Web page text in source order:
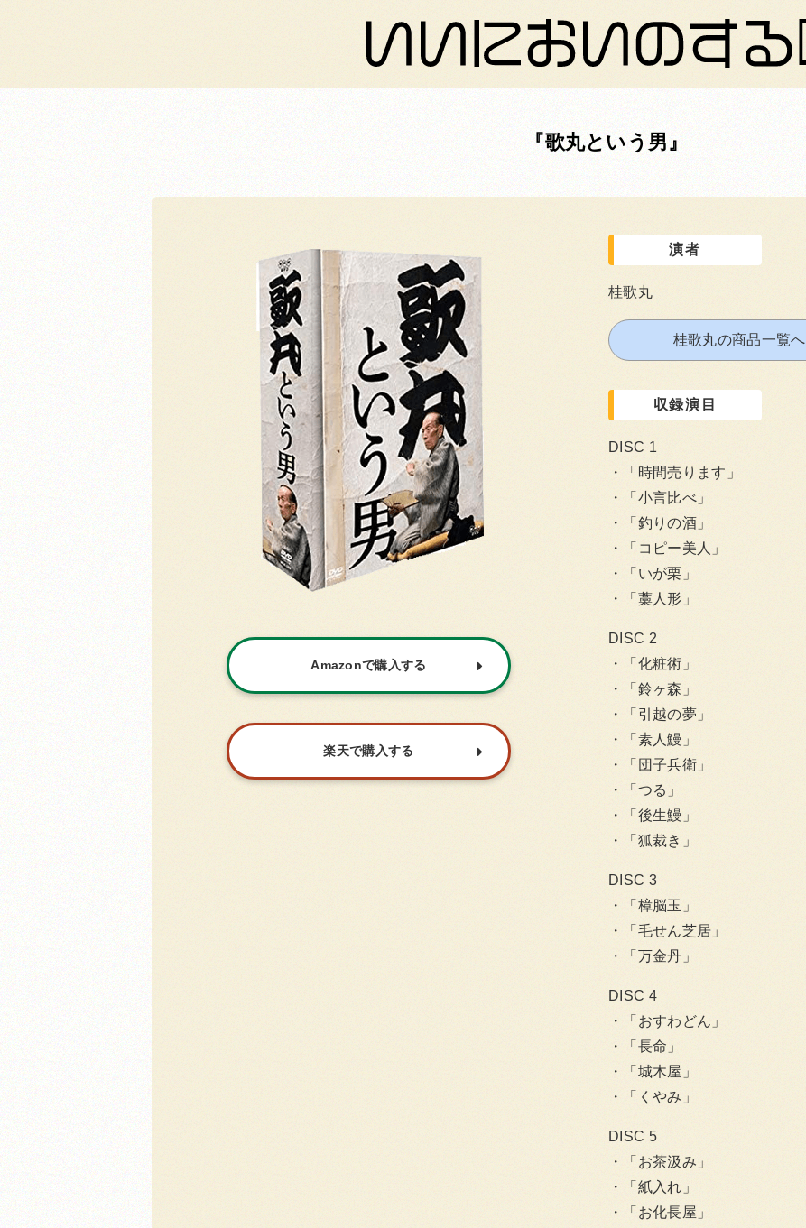
歌丸という男
演者
桂歌丸
桂歌丸の商品一覧へ
収録演目
DISC 1
「時間売ります」
「小言比べ」
「釣りの酒」
「コピー美人」
「いが栗」
「藁人形」
DISC 2
「化粧術」
「鈴ヶ森」
「引越の夢」
「素人鰻」
「団子兵衛」
「つる」
「後生鰻」
「狐裁き」
DISC 3
「樟脳玉」
「毛せん芝居」
「万金丹」
DISC 4
「おすわどん」
「長命」
「城木屋」
「くやみ」
DISC 5
「お茶汲み」
「紙入れ」
「お化長屋」
Amazonで購入する
楽天で購入する